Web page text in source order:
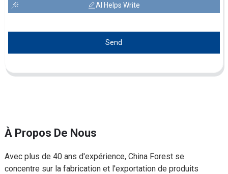
AI Helps Write
Send
À Propos De Nous
Avec plus de 40 ans d'expérience, China Forest se
concentre sur la fabrication et l'exportation de produits